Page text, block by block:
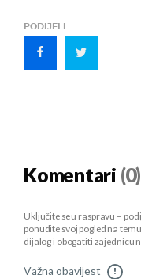
PODIJELI
Komentari (0)
Uključite se u raspravu –
ponudite svoj pogled na
dijalog i obogatiti zajednicu
Važna obavijest !